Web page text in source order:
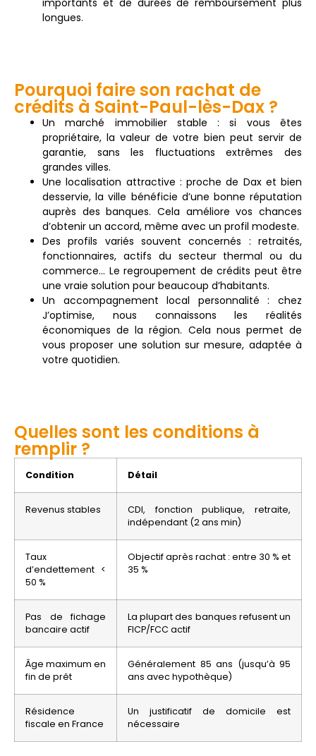
longues.
Pourquoi faire son rachat de
crédits à Saint-Paul-lès-Dax ?
Un marché immobilier stable : si vous êtes
propriétaire, la valeur de votre bien peut servir de
garantie, sans les fluctuations extrêmes des
grandes villes.
Une localisation attractive : proche de Dax et bien
desservie, la ville bénéficie d’une bonne réputation
auprès des banques. Cela améliore vos chances
d’obtenir un accord, même avec un profil modeste.
Des profils variés souvent concernés : retraités,
fonctionnaires, actifs du secteur thermal ou du
commerce… Le regroupement de crédits peut être
une vraie solution pour beaucoup d’habitants.
Un accompagnement local personnalité : chez
J’optimise, nous connaissons les réalités
économiques de la région. Cela nous permet de
vous proposer une solution sur mesure, adaptée à
votre quotidien.
Quelles sont les conditions à
remplir ?
Condition Détail
Revenus stables
CDI, fonction publique, retraite,
indépendant (2 ans min)
Taux
d’endettement <
50 %
Objectif après rachat : entre 30 % et
35 %
Pas de fichage
bancaire actif
La plupart des banques refusent un
FICP/FCC actif
Âge maximum en
fin de prêt
Généralement 85 ans (jusqu’à 95
ans avec hypothèque)
Résidence
fiscale en France
Un justificatif de domicile est
nécessaire